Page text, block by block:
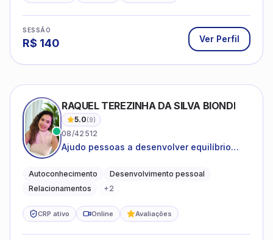
SESSÃO
R$ 140 Ver Perfil
RAQUEL TEREZINHA DA SILVA BIONDI
5.0(9)
08/42512
Ajudo pessoas a desenvolver equilíbrio
Autoconhecimento
Desenvolvimento pessoal
Relacionamentos
+2
CRP ativo Online Avaliações